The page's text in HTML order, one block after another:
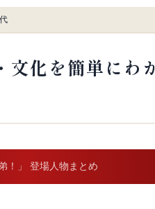
化を簡単にわ
！」 登場人物まとめ